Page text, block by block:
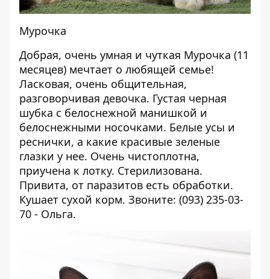
Мурочка
Добрая, очень умная и чуткая Мурочка (11
месяцев) мечтает о любящей семье!
Ласковая, очень общительная,
разговорчивая девочка. Густая черная
шубка с белоснежной манишкой и
белоснежными носочками. Белые усы и
реснички, а какие красивые зеленые
глазки у нее. Очень чистоплотна,
приучена к лотку. Стерилизована.
Привита, от паразитов есть обработки.
Кушает сухой корм. Звоните: (093) 235-03-
70 - Ольга.